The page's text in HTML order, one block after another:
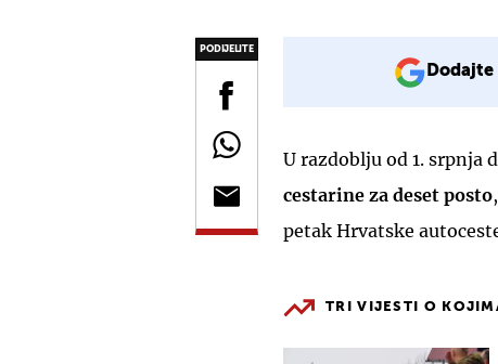
PODIJELITE
Dodajte
U razdoblju od 1. srpnja
cestarine za deset posto
petak Hrvatske
TRI VIJESTI O